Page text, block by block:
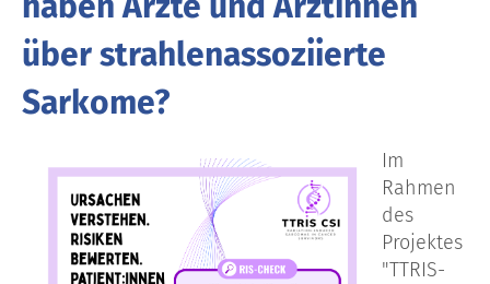
über strahlenassoziierte
Sarkome?
Im
Rahmen
des
Projektes
"TTRIS-